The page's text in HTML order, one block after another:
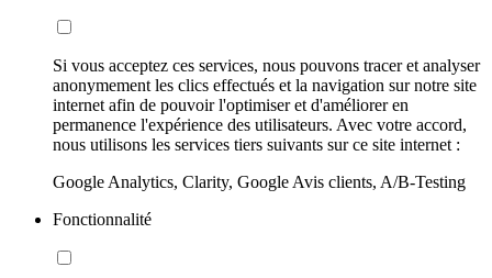
Si vous acceptez ces services, nous pouvons tracer et analyser
anonymement les clics effectués et la navigation sur notre site
internet afin de pouvoir l'optimiser et d'améliorer en
permanence l'expérience des utilisateurs. Avec votre accord,
nous utilisons les services tiers suivants sur ce site internet :
Google Analytics, Clarity, Google Avis clients, A/B-Testing
Fonctionnalité